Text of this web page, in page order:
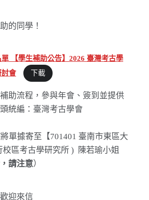
的同學！
【學生補助公告】2026 臺灣考古學
討會
下載
助流程，參與年會、簽到並提供
統編：臺灣考古學會
將單據寄至【701401 臺南市東區大
校區考古學研究所 ) 陳若瑜小姐
請注意）
迎來信